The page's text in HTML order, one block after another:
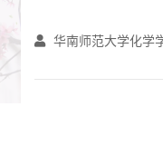
华南师范大学化学